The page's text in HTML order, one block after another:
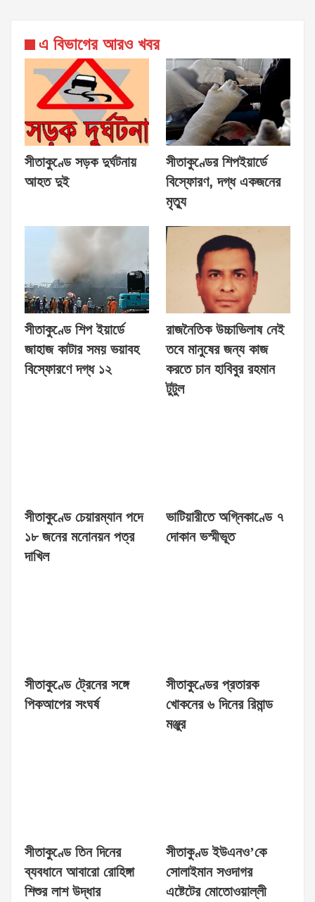
এ বিভাগের আরও খবর
সীতাকুণ্ডে সড়ক দুর্ঘটনায়
আহত দুই
সীতাকুণ্ডের শিপইয়ার্ডে
বিস্ফোরণ, দগ্ধ একজনের
মৃত্যু
সীতাকুণ্ডে শিপ ইয়ার্ডে
জাহাজ কাটার সময় ভয়াবহ
বিস্ফোরণে দগ্ধ ১২
রাজনৈতিক উচ্চাভিলাষ নেই
তবে মানুষের জন্য কাজ
করতে চান হাবিবুর রহমান
টুটুল
সীতাকুণ্ডে চেয়ারম্যান পদে
১৮ জনের মনোনয়ন পত্র
দাখিল
ভাটিয়ারীতে অগ্নিকাণ্ডে ৭
দোকান ভস্মীভূত
সীতাকুণ্ডে ট্রেনের সঙ্গে
পিকআপের সংঘর্ষ
সীতাকুণ্ডের প্রতারক
খোকনের ৬ দিনের রিমান্ড
মঞ্জুর
সীতাকুণ্ডে তিন দিনের
ব্যবধানে আবারো রোহিঙ্গা
শিশুর লাশ উদ্ধার
সীতাকুণ্ড ইউএনও’কে
সোলাইমান সওদাগর
এষ্টেটের মোতোওয়াল্লী